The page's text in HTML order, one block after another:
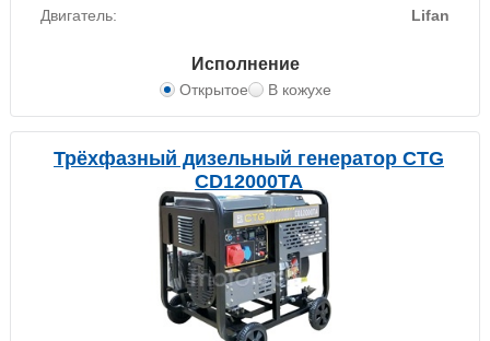
Двигатель: Lifan
Исполнение
Открытое В кожухе
Трёхфазный дизельный генератор CTG
CD12000TA